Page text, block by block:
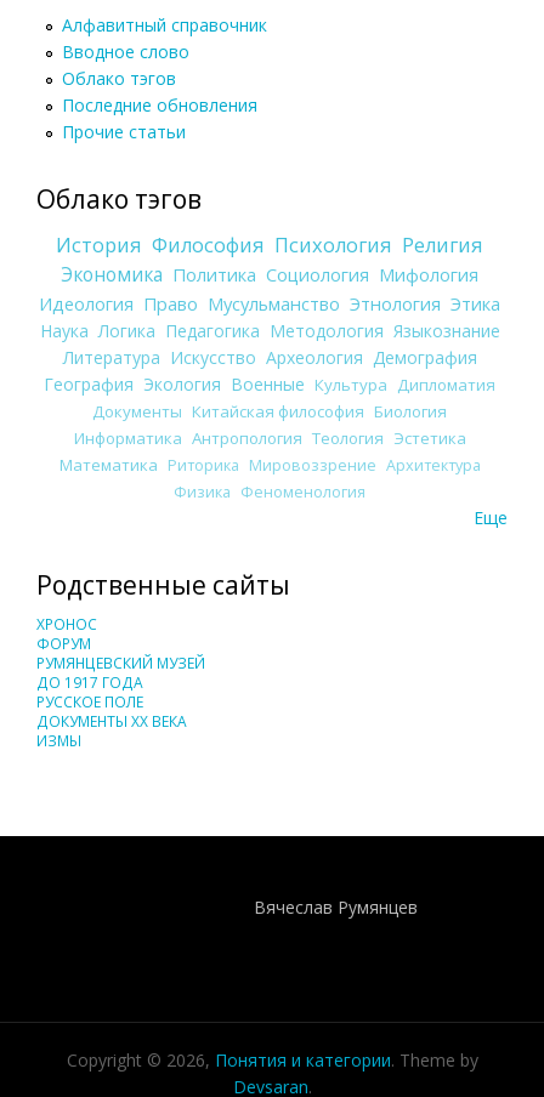
Алфавитный справочник
Вводное слово
Облако тэгов
Последние обновления
Прочие статьи
Облако тэгов
История Философия Психология Религия
Экономика Политика Социология Мифология
Идеология Право Мусульманство Этнология Этика
Наука Логика Педагогика Методология Языкознание
Литература Искусство Археология Демография
География Экология Военные Культура
Дипломатия
Документы Китайская философия Биология
Информатика Антропология Теология Эстетика
Математика Риторика Мировоззрение Архитектура
Физика Феноменология
Еще
Родственные сайты
ХРОНОС
ФОРУМ
РУМЯНЦЕВСКИЙ МУЗЕЙ
ДО 1917 ГОДА
РУССКОЕ ПОЛЕ
ДОКУМЕНТЫ XX ВЕКА
ИЗМЫ
Вячеслав Румянцев
Copyright © 2026, Понятия и категории. Theme by
Devsaran.